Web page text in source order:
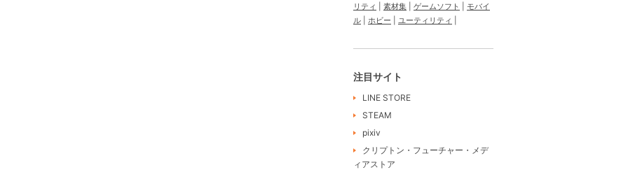
リティ
素材集 ゲームソフト
モバイ
ル
ホビー ユーティリティ
注目サイト
LINE STORE
STEAM
pixiv
クリプトン・フューチャー・メデ
ィアストア